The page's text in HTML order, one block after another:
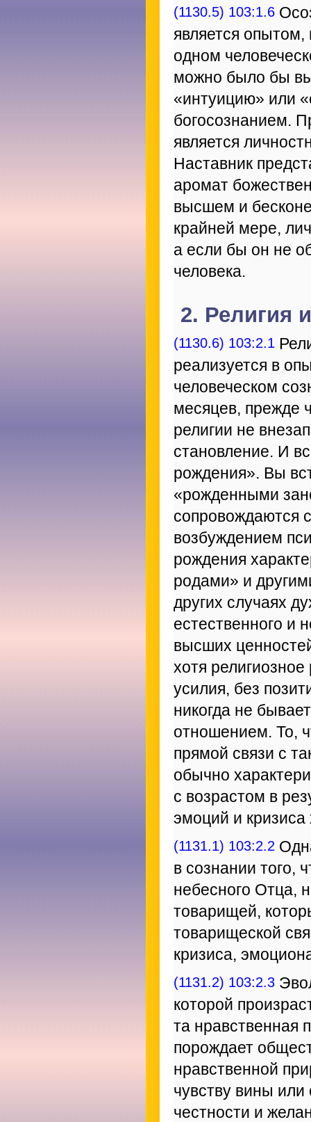
(1130.5) 103:1.6
является
одном
можно было бы
«интуицию» или
богосознанием.
является
Наставник
аромат
высшем и
крайней мере,
а если бы он не
человека.
2. Религия
(1130.6) 103:2.1
реализуется в
человеческом
месяцев, прежде
религии не
становление. И
рождения». Вы
«рожденными
сопровождаются
возбуждением
рождения
родами» и
других случаях
естественного и
высших
хотя
усилия, без
никогда не
отношением. То,
прямой связи с
обычно
с возрастом в
эмоций и кризиса
(1131.1) 103:2.2
в сознании того,
небесного Отца,
товарищей,
товарищеской
кризиса,
(1131.2) 103:2.3
которой
та нравственная
порождает
нравственной
чувству вины
честности и